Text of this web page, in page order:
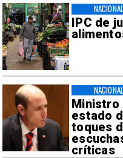
IPC de
NACIONAL
Ministro
estado
toques
críticas
NACIONAL